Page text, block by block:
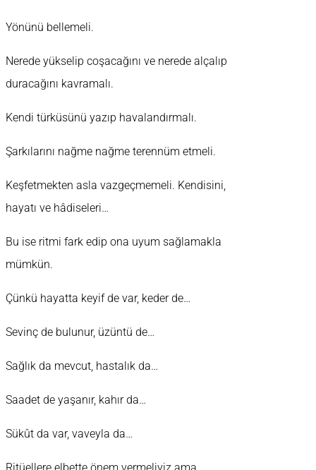
Yönünü bellemeli.
Nerede yükselip coşacağını ve nerede alçalıp
duracağını kavramalı.
Kendi türküsünü yazıp havalandırmalı.
Şarkılarını nağme nağme terennüm etmeli.
Keşfetmekten asla vazgeçmemeli. Kendisini,
hayatı ve hâdiseleri…
Bu ise ritmi fark edip ona uyum sağlamakla
mümkün.
Çünkü hayatta keyif de var, keder de…
Sevinç de bulunur, üzüntü de…
Sağlık da mevcut, hastalık da…
Saadet de yaşanır, kahır da…
Sükût da var, vaveyla da…